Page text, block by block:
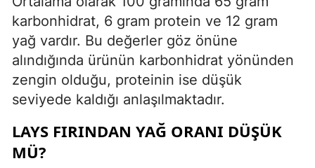
karbonhidrat, 6 gram protein ve 12 gram
yağ vardır. Bu değerler göz önüne
alındığında ürünün karbonhidrat yönünden
zengin olduğu, proteinin ise düşük
seviyede kaldığı anlaşılmaktadır.
LAYS FIRINDAN YAĞ ORANI DÜŞÜK
MÜ?